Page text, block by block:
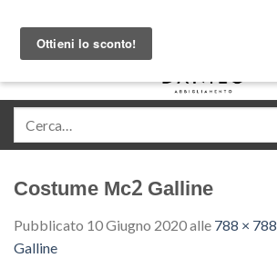
content
Costume Mc2 Galline
Pubblicato 10 Giugno 2020alle 788 × 788
Galline